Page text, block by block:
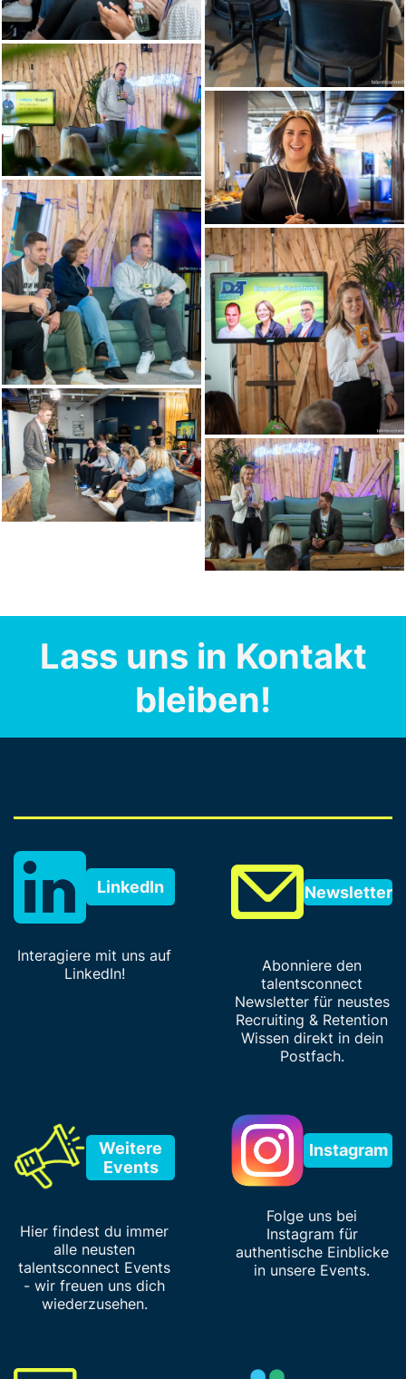
Lass uns in Kontakt
bleiben!
LinkedIn
Interagiere mit uns auf
LinkedIn!
Newsletter
Abonniere den
talentsconnect
Newsletter für neustes
Recruiting & Retention
Wissen direkt in dein
Postfach.
Weitere
Events
Hier findest du immer
alle neusten
talentsconnect Events
- wir freuen uns dich
wiederzusehen.
Instagram
Folge uns bei
Instagram für
authentische Einblicke
in unsere Events.